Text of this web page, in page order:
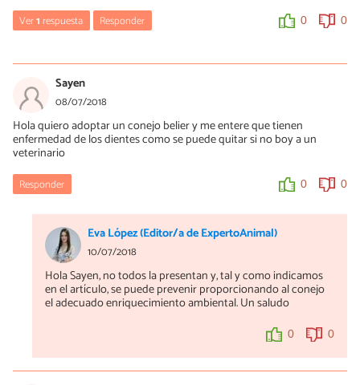
Ver1respuesta Responder 0 0
Hola Leslie, quizás este artículo puede ayudarte:
https://www.expertoanimal.com/como-ensenar-a-un-conejo-
donde-hacer-sus-necesidades-23999.html
Sayen
08/07/2018
Hola quiero adoptar un conejo belier y me entere que tienen
enfermedad de los dientes como se puede quitar si no boy a un
veterinario
Responder 0 0
Eva López (Editor/a de ExpertoAnimal)
10/07/2018
Hola Sayen, no todos la presentan y, tal y como indicamos
en el artículo, se puede prevenir proporcionando al conejo
el adecuado enriquecimiento ambiental. Un saludo
0 0